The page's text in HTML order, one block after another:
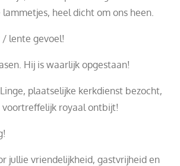
heel dicht om ons heen.
lente gevoel!
Hij is waarlijk opgestaan!
plaatselijke kerkdienst bezocht,
voortreffelijk royaal ontbijt!
jullie vriendelijkheid, gastvrijheid en